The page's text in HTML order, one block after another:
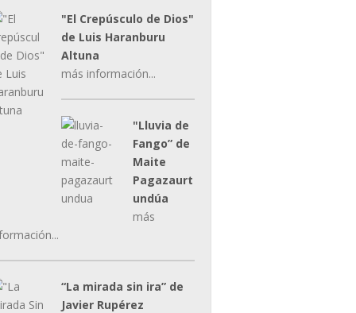
"El Crepúsculo de Dios"
de Luis Haranburu
Altuna
más información...
"Lluvia de
Fango” de
Maite
Pagazaurt
undúa
más
“La mirada sin ira” de
Javier Rupérez